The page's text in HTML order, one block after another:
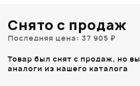
Снято с продаж
Последняя цена: 37 905 ₽
Товар был снят с продаж, но
аналоги из нашего каталога